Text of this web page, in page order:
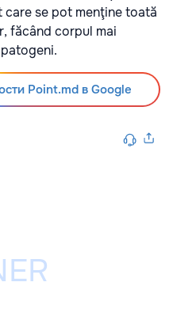
se pot menţine toată
făcând corpul mai
Point.md в Google